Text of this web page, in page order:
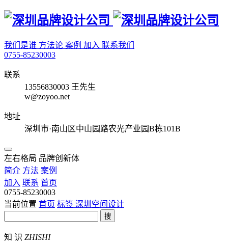
我们是谁 方法论 案例 加入 联系我们
0755-85230003
联系
13556830003 王先生
w@zoyoo.net
地址
深圳市·南山区中山园路农光产业园B栋101B
左右格局 品牌创新体
简介 方法 案例
加入 联系 首页
0755-85230003
当前位置 首页 标签 深圳空间设计
搜
知 识 ZHISHI